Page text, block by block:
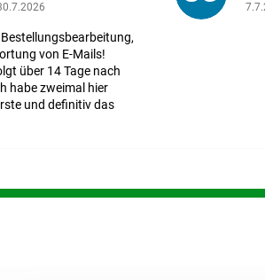
von E-Mails!
über 14 Tage nach
habe zweimal hier
und definitiv das